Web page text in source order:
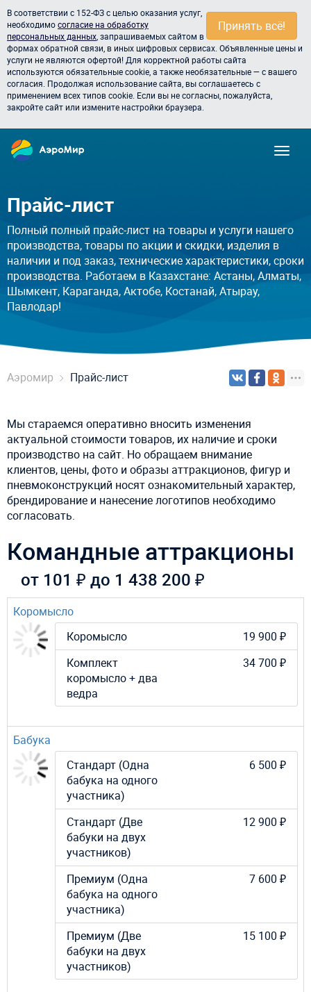
Принять всё!
В соответствии с 152-ФЗ с целью оказания услуг,
необходимосогласие на обработку
персональных данных , запрашиваемых сайтом в
формах обратной связи, в иных цифровых сервисах. Объявленные цены и
услуги не являются офертой! Для корректной работы сайта
используются обязательные cookie, а также необязательные — с вашего
согласия. Продолжая использование сайта, вы соглашаетесь с
применением всех типов cookie. Если вы не согласны, пожалуйста,
закройте сайт или измените настройки браузера.
Прайс-лист
Полный полный прайс-лист на товары и услуги нашего
производства, товары по акции и скидки, изделия в
наличии и под заказ, технические характеристики, сроки
производства. Работаем в Казахстане: Астаны, Алматы,
Шымкент, Караганда, Актобе, Костанай, Атырау,
Павлодар!
Аэромир Прайс-лист
Мы стараемся оперативно вносить изменения
актуальной стоимости товаров, их наличие и сроки
производство на сайт. Но обращаем внимание
клиентов, цены, фото и образы аттракционов, фигур и
пневмоконструкций носят ознакомительный характер,
брендирование и нанесение логотипов необходимо
согласовать.
Командные аттракционы
от 101 ₽ до 1 438 200 ₽
Коромысло
Коромысло
19 900 ₽
Комплект
коромысло + два
ведра
34 700 ₽
Бабука
Стандарт (Одна
бабука на одного
участника)
6 500 ₽
Стандарт (Две
бабуки на двух
участников)
12 900 ₽
Премиум (Одна
бабука на одного
участника)
7 600 ₽
Премиум (Две
бабуки на двух
участников)
15 100 ₽